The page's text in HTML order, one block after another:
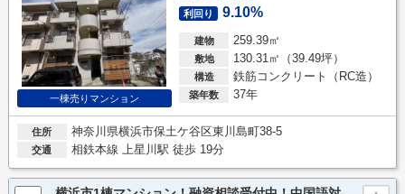
一棟売りマンション
利回り 9.10%
建物 259.39㎡
敷地 130.31㎡（39.49坪）
構造 鉄筋コンクリート（RC造）
築年数 37年
住所 神奈川県横浜市保土ケ谷区東川島町38-5
交通 相鉄本線 上星川駅 徒歩 19分